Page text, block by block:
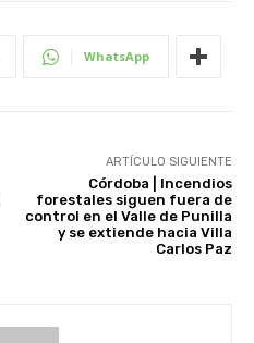
WhatsApp
ARTÍCULO SIGUIENTE
Córdoba | Incendios
forestales siguen fuera de
control en el Valle de Punilla
y se extiende hacia Villa
Carlos Paz